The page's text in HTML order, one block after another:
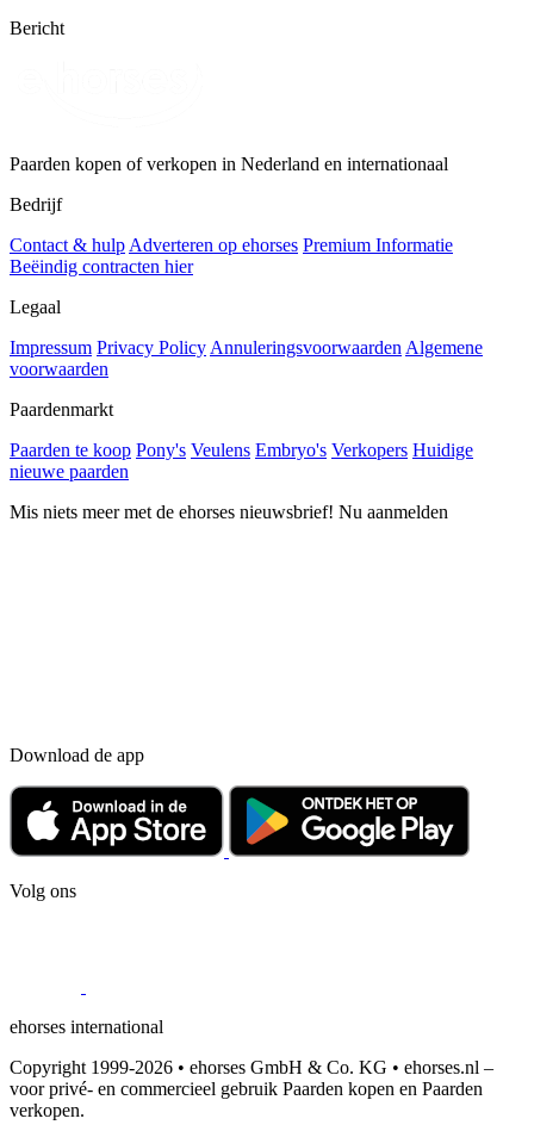
Bericht
Paarden kopen of verkopen in Nederland en internationaal
Bedrijf
Contact & hulp Adverteren op ehorses Premium Informatie
Beëindig contracten hier
Legaal
Impressum Privacy Policy Annuleringsvoorwaarden Algemene
voorwaarden
Paardenmarkt
Paarden te koop Pony's Veulens Embryo's Verkopers Huidige
nieuwe paarden
Mis niets meer met de ehorses nieuwsbrief! Nu aanmelden
Download de app
Volg ons
ehorses international
Copyright 1999-2026 • ehorses GmbH & Co. KG • ehorses.nl –
voor privé- en commercieel gebruik Paarden kopen en Paarden
verkopen.